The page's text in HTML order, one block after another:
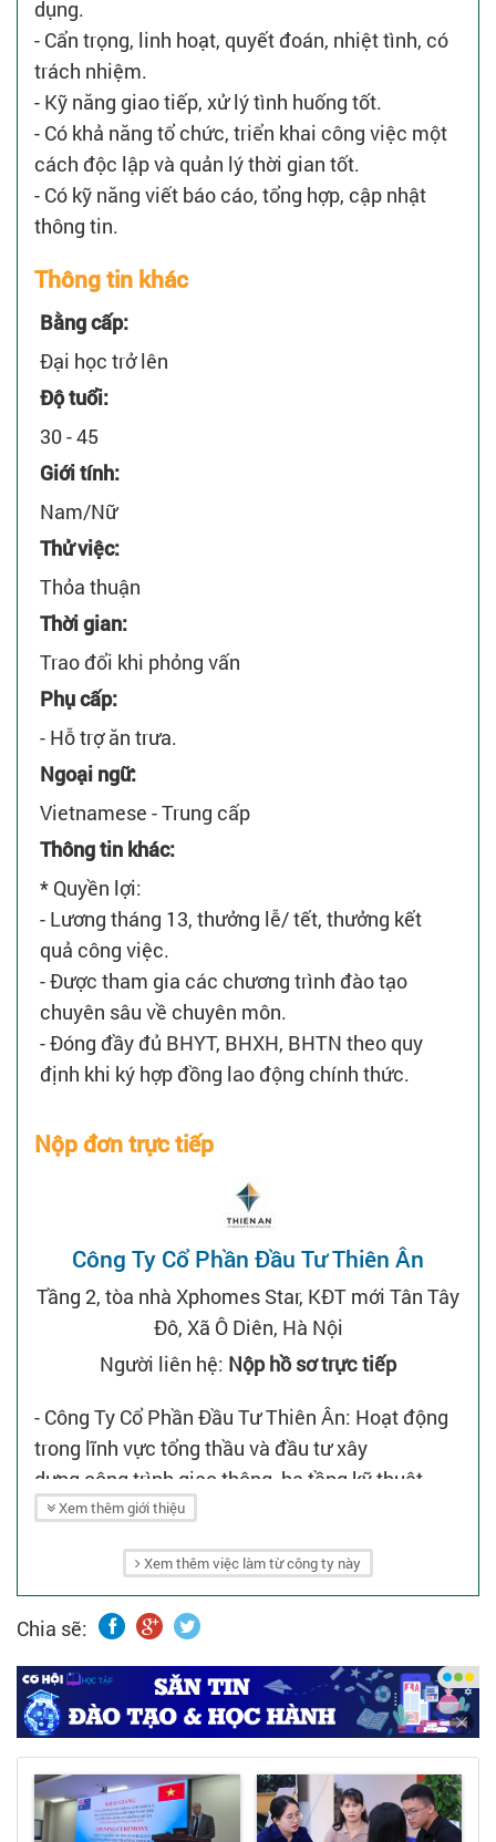
dụng.
- Cẩn trọng, linh hoạt, quyết đoán, nhiệt tình, có
trách nhiệm.
- Kỹ năng giao tiếp, xử lý tình huống tốt.
- Có khả năng tổ chức, triển khai công việc một
cách độc lập và quản lý thời gian tốt.
- Có kỹ năng viết báo cáo, tổng hợp, cập nhật
thông tin.
Thông tin khác
Bằng cấp:
Đại học trở lên
Độ tuổi:
30 - 45
Giới tính:
Nam/Nữ
Thử việc:
Thỏa thuận
Thời gian:
Trao đổi khi phỏng vấn
Phụ cấp:
- Hỗ trợ ăn trưa.
Ngoại ngữ:
Vietnamese - Trung cấp
Thông tin khác:
* Quyền lợi:
- Lương tháng 13, thưởng lễ/ tết, thưởng kết
quả công việc.
- Được tham gia các chương trình đào tạo
chuyên sâu về chuyên môn.
- Đóng đầy đủ BHYT, BHXH, BHTN theo quy
định khi ký hợp đồng lao động chính thức.
Nộp đơn trực tiếp
Công Ty Cổ Phần Đầu Tư Thiên Ân
Tầng 2, tòa nhà Xphomes Star, KĐT mới Tân Tây
Đô, Xã Ô Diên, Hà Nội
Người liên hệ: Nộp hồ sơ trực tiếp
- Công Ty Cổ Phần Đầu Tư Thiên Ân: Hoạt động
trong lĩnh vực tổng thầu và đầu tư xây
dựng công trình giao thông, hạ tầng kỹ thuật,
xây dựng dân dụng và công nghiệp.
Xem thêm giới thiệu
Xem thêm việc làm từ công ty này
Chia sẽ: